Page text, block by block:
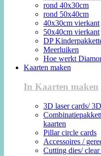
rond 40x30cm
rond 50x40cm
40x30cm vierkant
50x40cm vierkant
DP
Meerluiken
Hoe werkt
Kaarten maken
In Kaarten maken
3D laser cards/
kaarten
Pillar circle cards
Accessoires /
Cutting dies/ clear